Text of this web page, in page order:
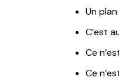
Un
C’est
Ce
Ce